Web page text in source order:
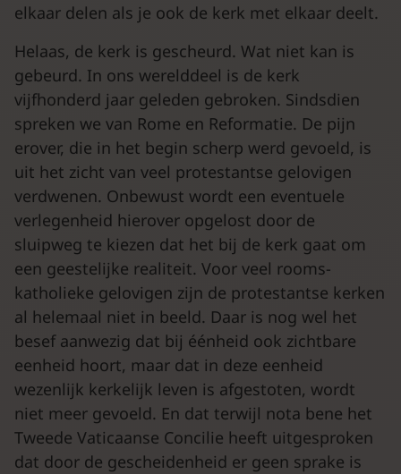
elkaar delen als je ook de kerk met elkaar deelt.
Helaas, de kerk is gescheurd. Wat niet kan is
gebeurd. In ons werelddeel is de kerk
vijfhonderd jaar geleden gebroken. Sindsdien
spreken we van Rome en Reformatie. De pijn
erover, die in het begin scherp werd gevoeld, is
uit het zicht van veel protestantse gelovigen
verdwenen. Onbewust wordt een eventuele
verlegenheid hierover opgelost door de
sluipweg te kiezen dat het bij de kerk gaat om
een geestelijke realiteit. Voor veel rooms-
katholieke gelovigen zijn de protestantse kerken
al helemaal niet in beeld. Daar is nog wel het
besef aanwezig dat bij éénheid ook zichtbare
eenheid hoort, maar dat in deze eenheid
wezenlijk kerkelijk leven is afgestoten, wordt
niet meer gevoeld. En dat terwijl nota bene het
Tweede Vaticaanse Concilie heeft uitgesproken
dat door de gescheidenheid er geen sprake is